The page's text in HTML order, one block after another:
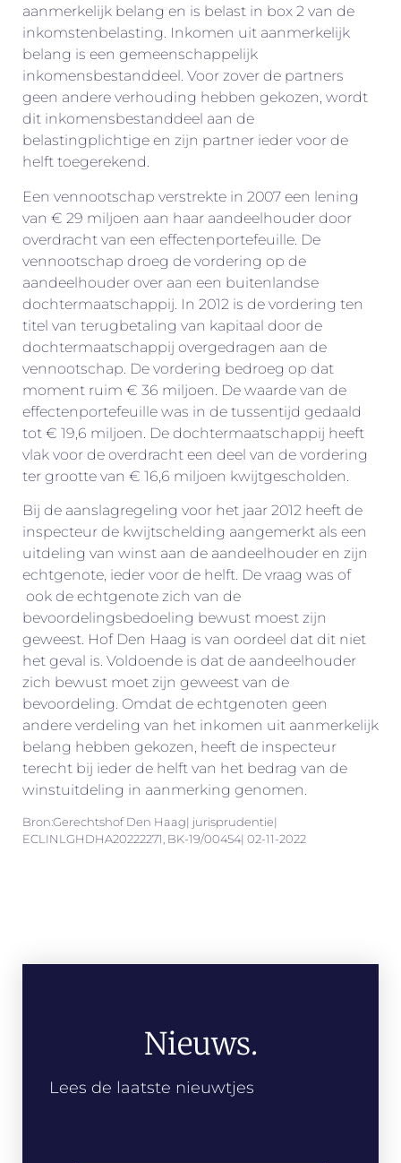
aanmerkelijk belang en is belast in box 2 van de
inkomstenbelasting. Inkomen uit aanmerkelijk
belang is een gemeenschappelijk
inkomensbestanddeel. Voor zover de partners
geen andere verhouding hebben gekozen, wordt
dit inkomensbestanddeel aan de
belastingplichtige en zijn partner ieder voor de
helft toegerekend.
Een vennootschap verstrekte in 2007 een lening
van € 29 miljoen aan haar aandeelhouder door
overdracht van een effectenportefeuille. De
vennootschap droeg de vordering op de
aandeelhouder over aan een buitenlandse
dochtermaatschappij. In 2012 is de vordering ten
titel van terugbetaling van kapitaal door de
dochtermaatschappij overgedragen aan de
vennootschap. De vordering bedroeg op dat
moment ruim € 36 miljoen. De waarde van de
effectenportefeuille was in de tussentijd gedaald
tot € 19,6 miljoen. De dochtermaatschappij heeft
vlak voor de overdracht een deel van de vordering
ter grootte van € 16,6 miljoen kwijtgescholden.
Bij de aanslagregeling voor het jaar 2012 heeft de
inspecteur de kwijtschelding aangemerkt als een
uitdeling van winst aan de aandeelhouder en zijn
echtgenote, ieder voor de helft. De vraag was of
ook de echtgenote zich van de
bevoordelingsbedoeling bewust moest zijn
geweest. Hof Den Haag is van oordeel dat dit niet
het geval is. Voldoende is dat de aandeelhouder
zich bewust moet zijn geweest van de
bevoordeling. Omdat de echtgenoten geen
andere verdeling van het inkomen uit aanmerkelijk
belang hebben gekozen, heeft de inspecteur
terecht bij ieder de helft van het bedrag van de
winstuitdeling in aanmerking genomen.
Bron:Gerechtshof Den Haag| jurisprudentie|
ECLINLGHDHA20222271, BK-19/00454| 02-11-2022
Nieuws.
Lees de laatste nieuwtjes